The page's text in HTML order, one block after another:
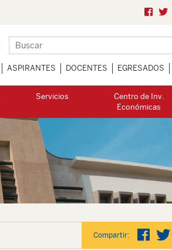
ASPIRANTES DOCENTES EGRESADOS
Servicios
Centro de Inv.
Económicas
Compartir: